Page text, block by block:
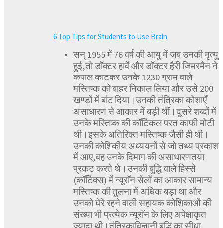
6 Top Tips for Students to Use Brain
सन् 1955 में 76 वर्ष की आयु में जब उनकी मृत्यु
हुई,तो डॉक्टर हार्वे और डॉक्टर हैरी जिमरमैन ने
कपाल काटकर उनके 1230 ग्राम वाले
मस्तिष्क को बाहर निकाल लिया और उसे 200
खण्डों में बांट दिया।उनकी तंत्रिका कोशाएँ
असाधारण से आकार में बड़ी थीं।दूसरे शब्दों में
उनके मस्तिष्क की कॉर्टिकल परत काफी मोटी
थी।इसके अतिरिक्त मस्तिष्क जैसी ही थी।
उनकी कोशिकीय अध्ययनों से जो तथ्य प्रकाश
में आए,वह उनके दिमाग की असाधारणतया
प्रकट करते थे।उनकी बुद्धि वाले हिस्से
(कॉर्टिक्स) में न्यूराॅन सेलों का आकार सामान्य
मस्तिष्क की तुलना में अधिक बड़ा था और
उनको घेरे रहने वाली सहायक कोशिकाओं की
संख्या भी प्रत्येक न्यूराॅन के लिए अपेक्षाकृत
ज्यादा थी।तंत्रिकाविज्ञानी बुद्धि का सीधा